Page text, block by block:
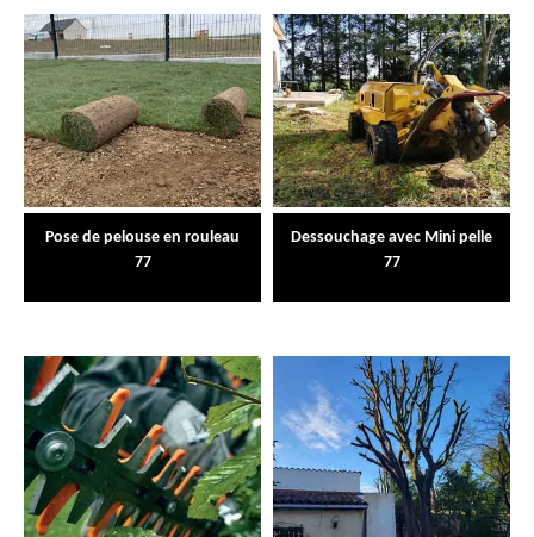
Pose de pelouse en rouleau
77
Dessouchage avec Mini pelle
77